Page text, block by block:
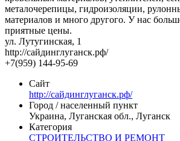
металочерепицы, гидроизоляции,
материалов и много другого. У нас
приятные цены.
ул. Лутугинская, 1
http://сайдинглуганск.рф/
+7(959) 144-95-69
Сайт
http://сайдинглуганск.рф/
Город / населенный пункт
Украина, Луганская обл., Луганск
Категория
СТРОИТЕЛЬСТВО И РЕМОНТ